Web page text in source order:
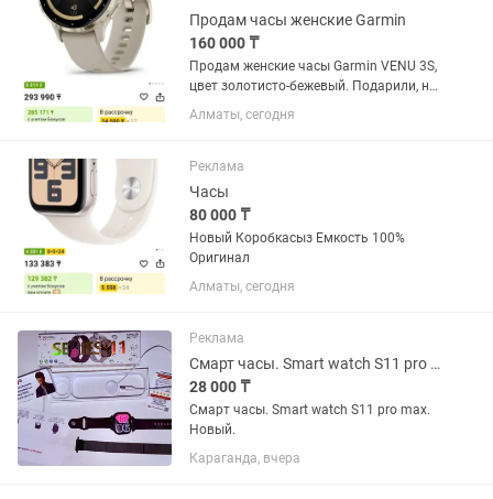
Продам часы женские Garmin
160 000 ₸
Продам женские часы Garmin VENU 3S,
цвет золотисто-бежевый. Подарили, но
так и не подружилась с ними. Стекло в
идеальном состоянии, без царапин.
Алматы, сегодня
Реклама
Часы
80 000 ₸
Новый Коробкасыз Емкость 100%
Оригинал
Алматы, сегодня
Реклама
Смарт часы. Smart watch S11 pro max.
28 000 ₸
Смарт часы. Smart watch S11 pro max.
Новый.
Караганда, вчера